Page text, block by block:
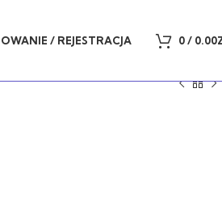
/ REJESTRACJA 0/ 0.00